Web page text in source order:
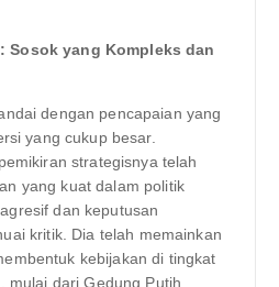
Sosok yang Kompleks dan
dengan pencapaian yang
yang cukup besar.
strategisnya telah
yang kuat dalam politik
dan keputusan
kritik. Dia telah memainkan
kebijakan di tingkat
mulai dari Gedung Putih